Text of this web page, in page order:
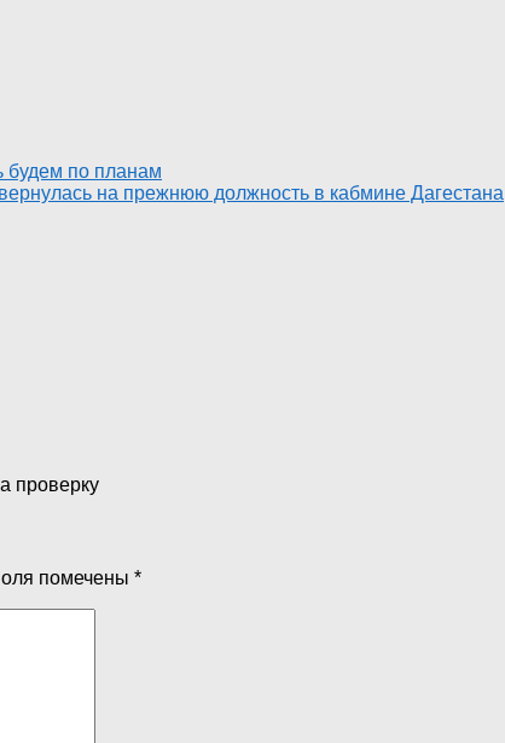
будем по планам
на прежнюю должность в кабмине Дагестана
проверку
помечены *